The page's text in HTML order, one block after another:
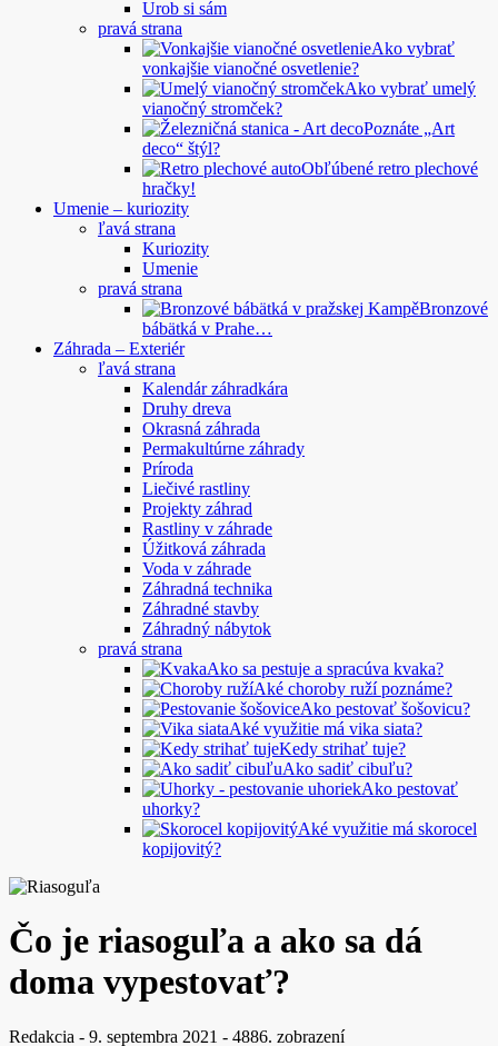
Urob si sám
pravá strana
Ako vybrať
vonkajšie vianočné osvetlenie?
Ako vybrať umelý
vianočný stromček?
Poznáte „Art
deco“ štýl?
Obľúbené retro plechové
hračky!
Umenie – kuriozity
ľavá strana
Kuriozity
Umenie
pravá strana
Bronzové
bábätká v Prahe…
Záhrada – Exteriér
ľavá strana
Kalendár záhradkára
Druhy dreva
Okrasná záhrada
Permakultúrne záhrady
Príroda
Liečivé rastliny
Projekty záhrad
Rastliny v záhrade
Úžitková záhrada
Voda v záhrade
Záhradná technika
Záhradné stavby
Záhradný nábytok
pravá strana
Ako sa pestuje a spracúva kvaka?
Aké choroby ruží poznáme?
Ako pestovať šošovicu?
Aké využitie má vika siata?
Kedy strihať tuje?
Ako sadiť cibuľu?
Ako pestovať
uhorky?
Aké využitie má skorocel
kopijovitý?
Čo je riasoguľa a ako sa dá
doma vypestovať?
Redakcia - 9. septembra 2021 - 4886. zobrazení